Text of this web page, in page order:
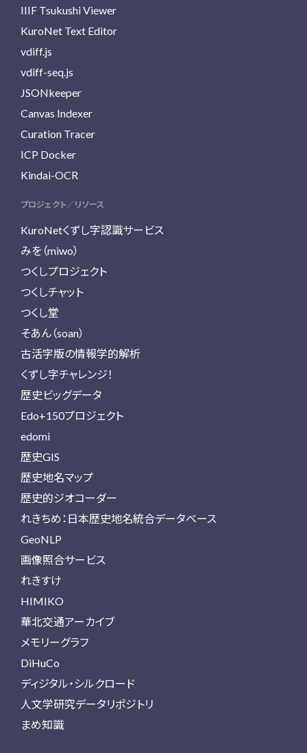
IIIF Tsukushi Viewer
KuroNet Text Editor
vdiff.js
vdiff-seq.js
JSONkeeper
Canvas Indexer
Curation Tracer
ICP Docker
Kindai-OCR
プロジェクト／リソース
KuroNetくずし字認識サービス
みを（miwo）
つくしプロジェクト
つくしチャット
つくし堂
そあん（soan）
古活字版の情報学的解析
くずし字チャレンジ！
歴史ビッグデータ
Edo+150プロジェクト
edomi
歴史GIS
歴史地名マップ
歴史的ジオコーダー
れきちめ：日本歴史地名統合データベース
GeoNLP
画像照合サービス
れきすけ
HIMIKO
華北交通アーカイブ
メモリーグラフ
DiHuCo
ディジタル・シルクロード
人文学研究データリポジトリ
まめ知識